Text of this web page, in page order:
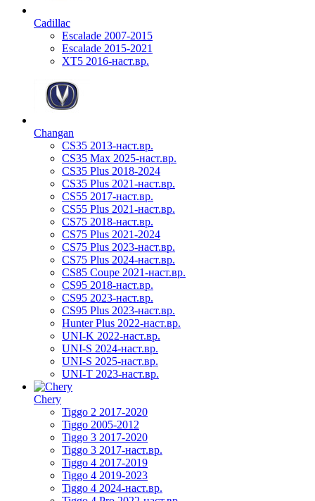
Cadillac
Escalade 2007-2015
Escalade 2015-2021
XT5 2016-наст.вр.
Changan
CS35 2013-наст.вр.
CS35 Max 2025-наст.вр.
CS35 Plus 2018-2024
CS35 Plus 2021-наст.вр.
CS55 2017-наст.вр.
CS55 Plus 2021-наст.вр.
CS75 2018-наст.вр.
CS75 Plus 2021-2024
CS75 Plus 2023-наст.вр.
CS75 Plus 2024-наст.вр.
CS85 Coupe 2021-наст.вр.
CS95 2018-наст.вр.
CS95 2023-наст.вр.
CS95 Plus 2023-наст.вр.
Hunter Plus 2022-наст.вр.
UNI-K 2022-наст.вр.
UNI-S 2024-наст.вр.
UNI-S 2025-наст.вр.
UNI-T 2023-наст.вр.
Chery
Tiggo 2 2017-2020
Tiggo 2005-2012
Tiggo 3 2017-2020
Tiggo 3 2017-наст.вр.
Tiggo 4 2017-2019
Tiggo 4 2019-2023
Tiggo 4 2024-наст.вр.